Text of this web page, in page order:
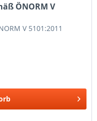
ÖNORM V
V 5101:2011